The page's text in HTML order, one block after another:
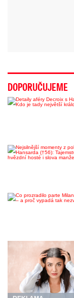
DOPORUČUJEME